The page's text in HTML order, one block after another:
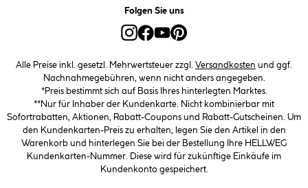
Folgen Sie uns
Alle Preise inkl. gesetzl. Mehrwertsteuer zzgl. Versandkosten und ggf.
Nachnahmegebühren, wenn nicht anders angegeben.
*Preis bestimmt sich auf Basis Ihres hinterlegten Marktes.
**Nur für Inhaber der Kundenkarte. Nicht kombinierbar mit
Sofortrabatten, Aktionen, Rabatt-Coupons und Rabatt-Gutscheinen. Um
den Kundenkarten-Preis zu erhalten, legen Sie den Artikel in den
Warenkorb und hinterlegen Sie bei der Bestellung Ihre HELLWEG
Kundenkarten-Nummer. Diese wird für zukünftige Einkäufe im
Kundenkonto gespeichert.